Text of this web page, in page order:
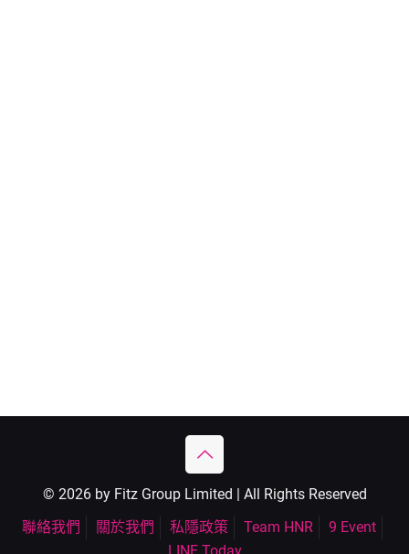
© 2026 by Fitz Group Limited | All Rights Reserved
聯絡我們
關於我們 私隱政策 Team HNR
9 Event